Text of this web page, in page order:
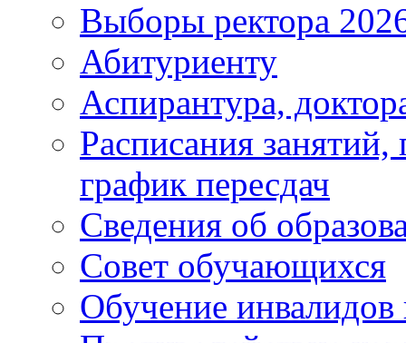
Выборы ректора
Абитуриенту
Аспирантура,
Расписания
график пересдач
Сведения об
Совет обучающихся
Обучение